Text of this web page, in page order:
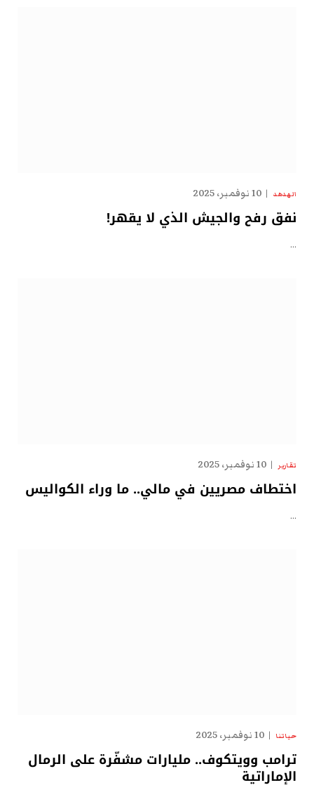
الهدهد 10 نوفمبر، 2025
نفق رفح والجيش الذي لا يقهر!
…
تقارير 10 نوفمبر، 2025
اختطاف مصريين في مالي.. ما وراء الكواليس
…
حياتنا 10 نوفمبر، 2025
ترامب وويتكوف.. مليارات مشفّرة على الرمال
الإماراتية